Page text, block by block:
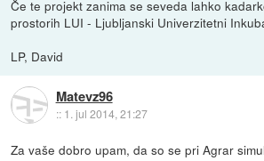
Če te projekt zanima se seveda lahko
prostorih LUI - Ljubljanski Univerzitetni
LP, David
Matevz96
:: 1. jul 2014, 21:27
Za vaše dobro upam, da so se pri Agrar